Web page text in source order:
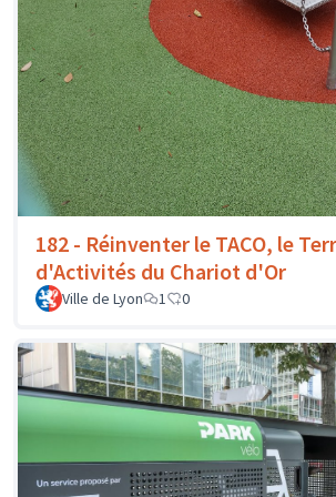
182 - Réinventer le TACO, le
d'Activités du Chariot d'Or
Ville de Lyon 1 0